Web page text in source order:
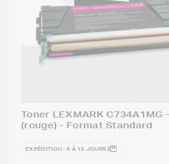
Toner LEXMARK C734A1MG
(rouge) - Format Standard
EXPÉDITION : 6 À 15 JOURS